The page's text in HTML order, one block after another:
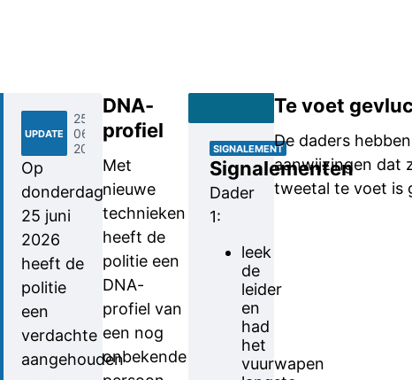
UPDATE
25-
06-
2026
Op
donderdag
25 juni
2026
heeft de
politie
een
verdachte
aangehouden
DNA-
profiel
Met
nieuwe
technieken
heeft de
politie een
DNA-
profiel van
een nog
onbekende
SIGNALEMENT
Signalementen
Dader
1:
leek
de
leider
en
had
het
vuurwapen
Te voet
De daders
aanwijzingen dat
tweetal te voet is